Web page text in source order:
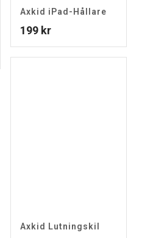
Axkid iPad-Hållare
199 kr
Axkid Lutningskil